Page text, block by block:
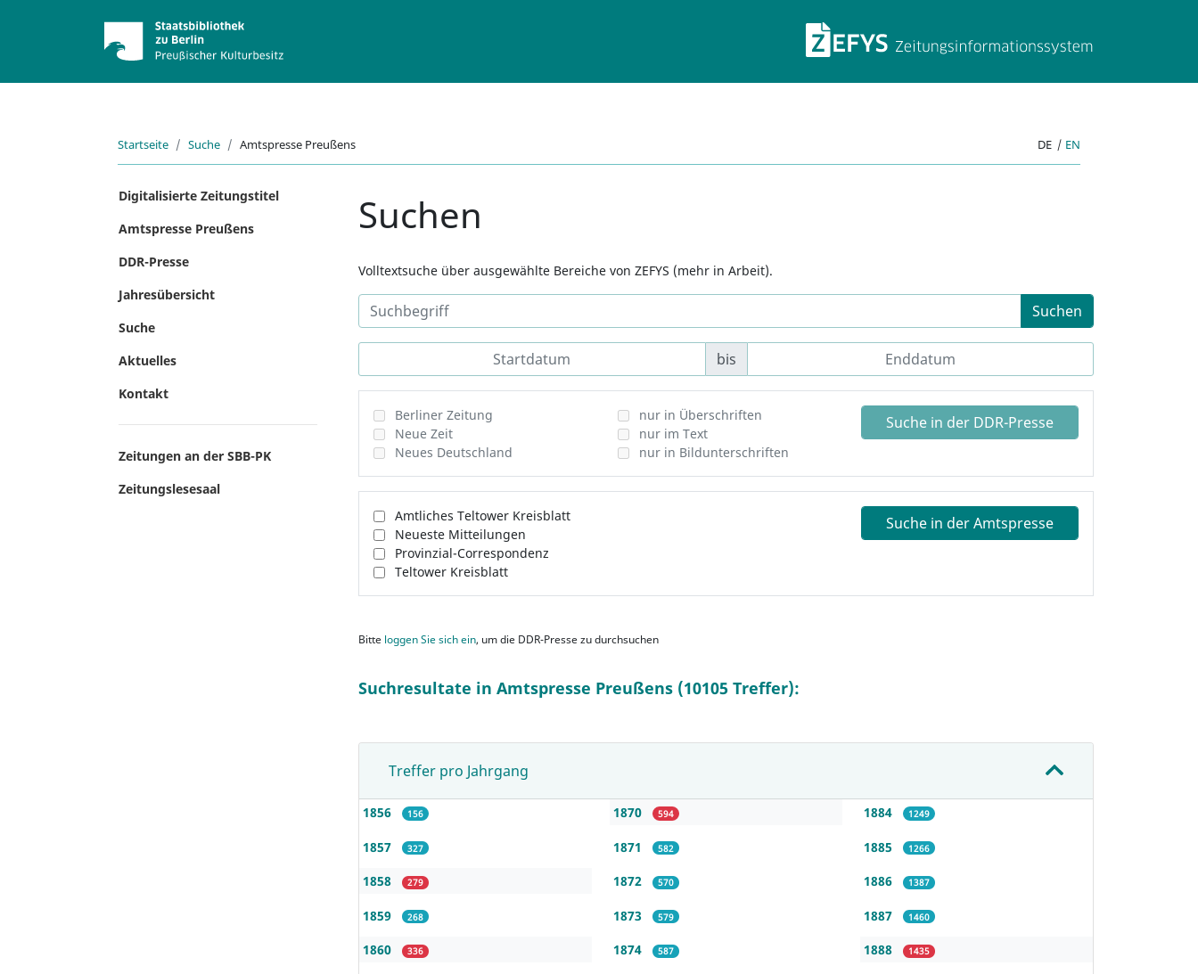
ZEFYS
Startseite Suche Amtspresse Preußens DE | EN
Digitalisierte Zeitungstitel
Amtspresse Preußens
DDR-Presse
Jahresübersicht
Suche
Aktuelles
Kontakt
Zeitungen an der SBB-PK
Zeitungslesesaal
Suchen
Volltextsuche über ausgewählte Bereiche von ZEFYS (mehr in Arbeit).
Suchen
bis
Berliner Zeitung
Neue Zeit
Neues Deutschland
nur in Überschriften
nur im Text
nur in Bildunterschriften
Suche in der DDR-Presse
Amtliches Teltower Kreisblatt
Neueste Mitteilungen
Provinzial-Correspondenz
Teltower Kreisblatt
Suche in der Amtspresse
Bitte loggen Sie sich ein, um die DDR-Presse zu durchsuchen
Suchresultate in Amtspresse Preußens (10105 Treffer):
Treffer pro Jahrgang
1856 156
1857 327
1858 279
1859 268
1860 336
1870 594
1871 582
1872 570
1873 579
1874 587
1884 1249
1885 1266
1886 1387
1887 1460
1888 1435